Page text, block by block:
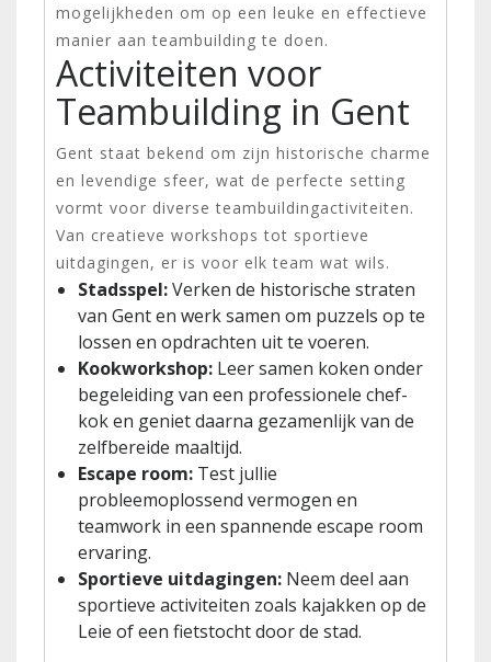
mogelijkheden om op een leuke en effectieve
manier aan teambuilding te doen.
Activiteiten voor
Teambuilding in Gent
Gent staat bekend om zijn historische charme
en levendige sfeer, wat de perfecte setting
vormt voor diverse teambuildingactiviteiten.
Van creatieve workshops tot sportieve
uitdagingen, er is voor elk team wat wils.
Stadsspel:Verken de historische straten
van Gent en werk samen om puzzels op te
lossen en opdrachten uit te voeren.
Kookworkshop: Leer samen koken onder
begeleiding van een professionele chef-
kok en geniet daarna gezamenlijk van de
zelfbereide maaltijd.
Escape room: Test jullie
probleemoplossend vermogen en
teamwork in een spannende escape room
ervaring.
Sportieve uitdagingen: Neem deel aan
sportieve activiteiten zoals kajakken op de
Leie of een fietstocht door de stad.